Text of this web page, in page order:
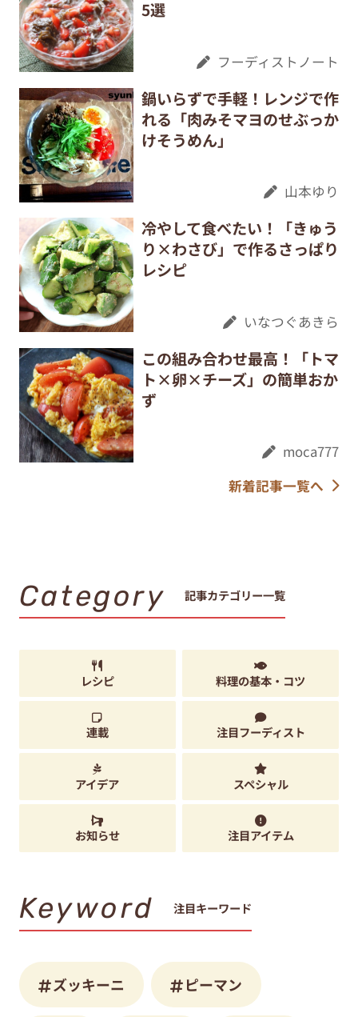
5選
フーディストノート
鍋いらずで手軽！レンジで作
れる「肉みそマヨのせぶっか
けそうめん」
山本ゆり
冷やして食べたい！「きゅう
り×わさび」で作るさっぱり
レシピ
いなつぐあきら
この組み合わせ最高！「トマ
ト×卵×チーズ」の簡単おか
ず
moca777
新着記事一覧へ
Category 記事カテゴリー一覧
レシピ 料理の基本・コツ
連載 注目フーディスト
アイデア スペシャル
お知らせ 注目アイテム
Keyword 注目キーワード
ズッキーニ ピーマン